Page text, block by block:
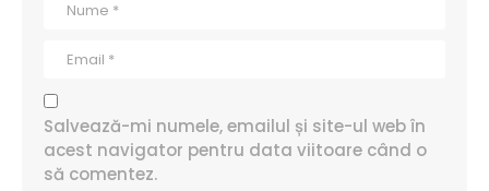
Salvează-mi numele, emailul și site-ul web în
acest navigator pentru data viitoare când o
să comentez.